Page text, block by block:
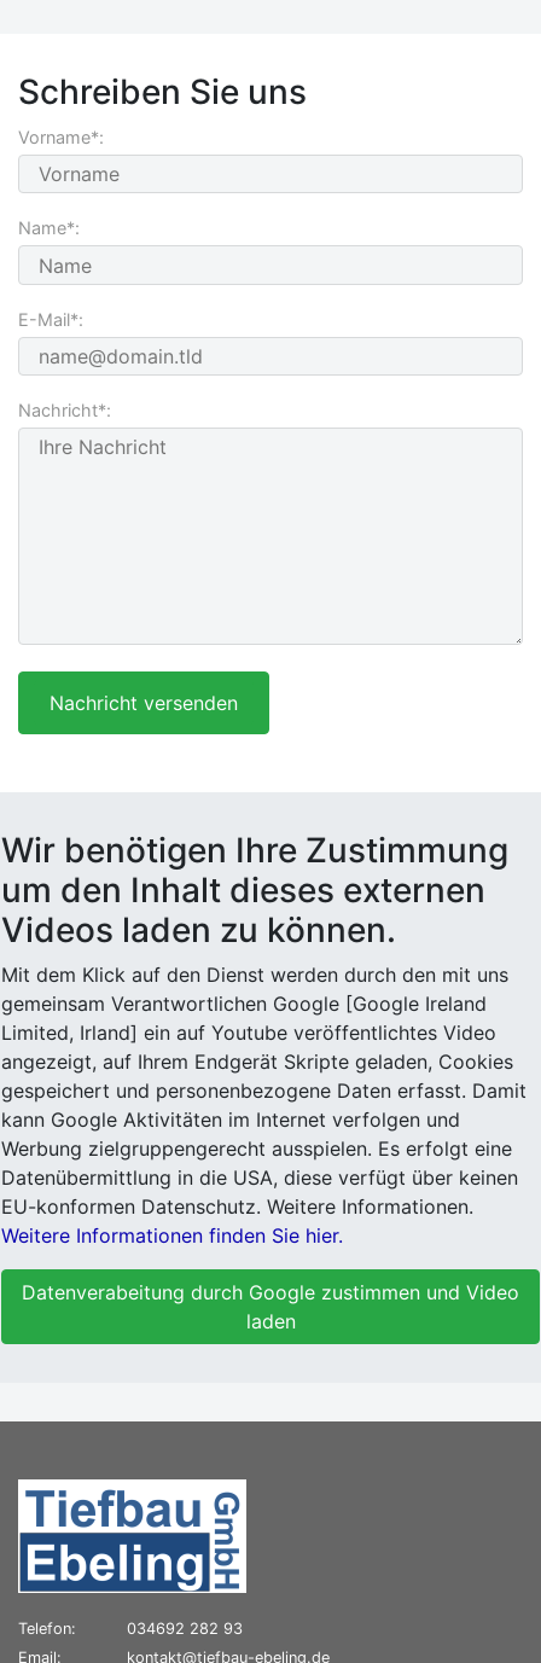
Schreiben Sie uns
Vorname*:
Name*:
E-Mail*:
Nachricht*:
Nachricht versenden
Wir benötigen Ihre Zustimmung
um den Inhalt dieses externen
Videos laden zu können.
Mit dem Klick auf den Dienst werden durch den mit uns
gemeinsam Verantwortlichen Google [Google Ireland
Limited, Irland] ein auf Youtube veröffentlichtes Video
angezeigt, auf Ihrem Endgerät Skripte geladen, Cookies
gespeichert und personenbezogene Daten erfasst. Damit
kann Google Aktivitäten im Internet verfolgen und
Werbung zielgruppengerecht ausspielen. Es erfolgt eine
Datenübermittlung in die USA, diese verfügt über keinen
EU-konformen Datenschutz. Weitere Informationen.
Weitere Informationen finden Sie hier.
Datenverabeitung durch Google zustimmen und Video
laden
Telefon:
034692 282 93
Email:
kontakt@tiefbau-ebeling.de